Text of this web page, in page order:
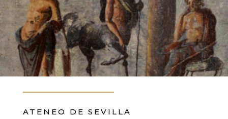
ATENEO DE SEVILLA